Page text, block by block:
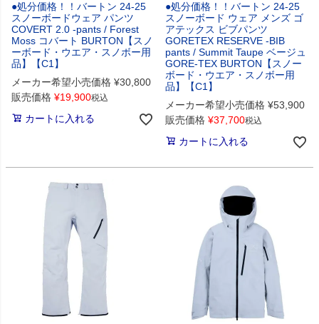
●処分価格！！バートン 24-25
スノーボードウェア パンツ
COVERT 2.0 -pants / Forest
Moss コバート BURTON【スノ
ーボード・ウエア・スノボー用
品】【C1】
メーカー希望小売価格 ¥30,800
販売価格 ¥19,900税込
カートに入れる
●処分価格！！バートン 24-25
スノーボード ウェア メンズ ゴ
アテックス ビブパンツ
GORETEX RESERVE -BIB
pants / Summit Taupe ベージュ
GORE-TEX BURTON【スノー
ボード・ウエア・スノボー用
品】【C1】
メーカー希望小売価格 ¥53,900
販売価格 ¥37,700税込
カートに入れる